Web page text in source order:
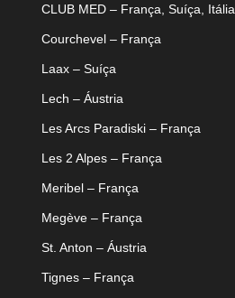
CLUB MED – França, Suíça, Itália
Courchevel – França
Laax – Suíça
Lech – Áustria
Les Arcs Paradiski – França
Les 2 Alpes – França
Meribel – França
Megève – França
St. Anton – Áustria
Tignes – França